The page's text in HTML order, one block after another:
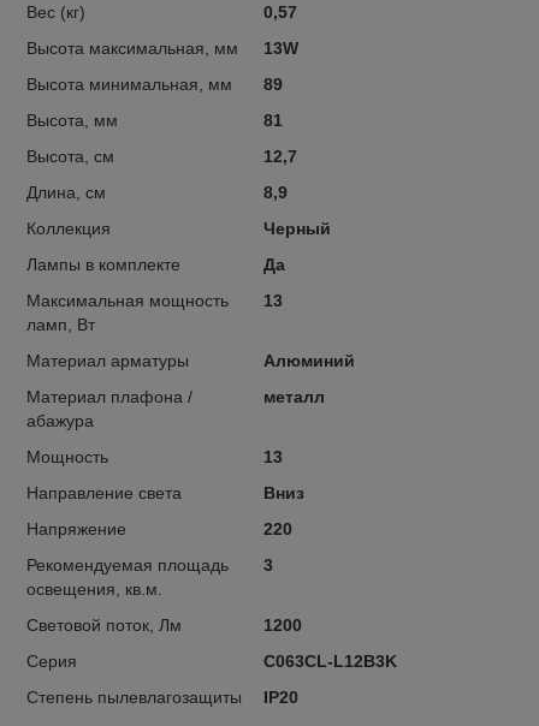
Вес (кг)
0,57
Высота максимальная, мм
13W
Высота минимальная, мм
89
Высота, мм
81
Высота, см
12,7
Длина, см
8,9
Коллекция
Черный
Лампы в комплекте
Да
Максимальная мощность
ламп, Вт
13
Материал арматуры
Алюминий
Материал плафона /
абажура
металл
Мощность
13
Направление света
Вниз
Напряжение
220
Рекомендуемая площадь
освещения, кв.м.
3
Световой поток, Лм
1200
Серия
C063CL-L12B3K
Степень пылевлагозащиты
IP20